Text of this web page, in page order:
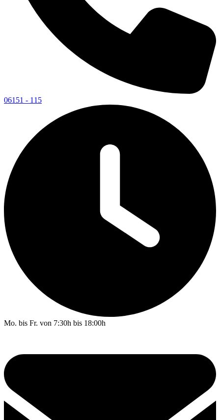
06151 - 115
Mo. bis Fr. von 7:30h bis 18:00h